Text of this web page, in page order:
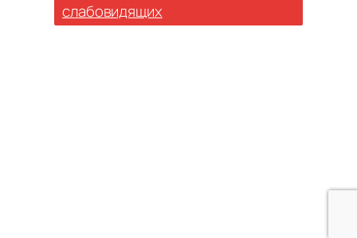
слабовидящих